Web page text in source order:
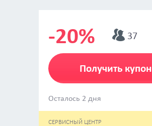
-20% 37
Получить купон
Осталось 2 дня
СЕРВИСНЫЙ ЦЕНТР